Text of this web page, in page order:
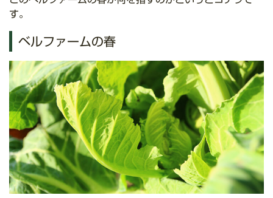
す。
ベルファームの春